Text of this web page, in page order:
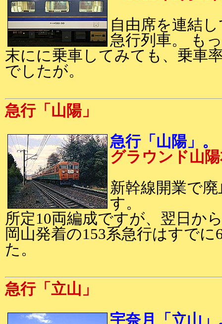
自由席を連結
急行列車。 も
末にに乗車してみても、乗車
でしたが。
急行「山陽」
急行「山陽」
グラウンド山
新幹線開業で
す。
所定10両編成ですが、翌日か
岡山発着の153系急行はすで
た。
急行「立山」
宇奈月「立山